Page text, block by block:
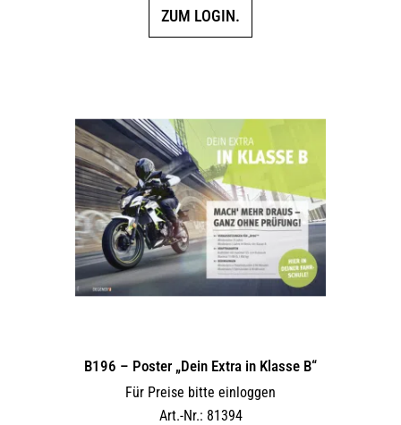
ZUM LOGIN.
B196 – Poster „Dein Extra in Klasse B“
Für Preise bitte einloggen
Art.-Nr.: 81394